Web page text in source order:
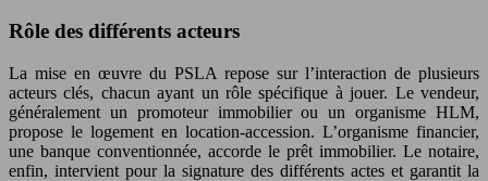
Rôle des différents acteurs
La mise en œuvre du PSLA repose sur l’interaction de plusieurs
acteurs clés, chacun ayant un rôle spécifique à jouer. Le vendeur,
généralement un promoteur immobilier ou un organisme HLM,
propose le logement en location-accession. L’organisme financier,
une banque conventionnée, accorde le prêt immobilier. Le notaire,
enfin, intervient pour la signature des différents actes et garantit la